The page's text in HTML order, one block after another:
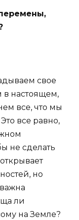
свое
настоящем,
все, что мы
все равно,
не сделать
но
ли
на Земле?